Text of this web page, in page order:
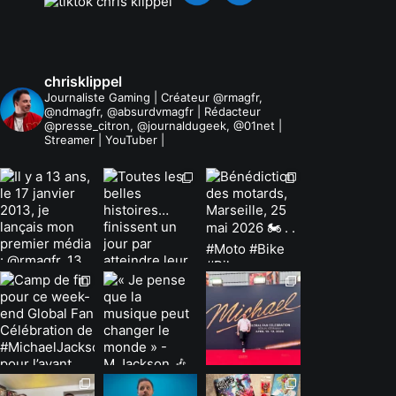
chrisklippel
Journaliste Gaming | Créateur @rmagfr,
@ndmagfr, @absurdvmagfr | Rédacteur
@presse_citron, @journaldugeek, @01net |
Streamer | YouTuber |